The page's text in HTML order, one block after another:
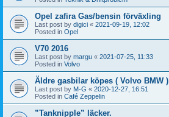
Opel zafira Gas/bensin förväxling
Last post by digici « 2021-09-19, 12:02
Posted in Opel
V70 2016
Last post by margu « 2021-07-25, 11:33
Posted in Volvo
Äldre gasbilar köpes ( Volvo BMW )
Last post by M-G « 2020-12-27, 16:51
Posted in Café Zeppelin
”Tanknipple” läcker.